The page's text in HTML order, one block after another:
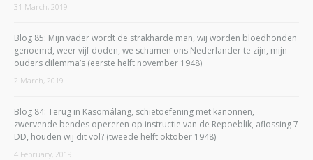
31 March, 2019
Blog 85: Mijn vader wordt de strakharde man, wij worden bloedhonden
genoemd, weer vijf doden, we schamen ons Nederlander te zijn, mijn
ouders dilemma’s (eerste helft november 1948)
2 March, 2019
Blog 84: Terug in Kasomálang, schietoefening met kanonnen,
zwervende bendes opereren op instructie van de Repoeblik, aflossing 7
DD, houden wij dit vol? (tweede helft oktober 1948)
4 February, 2019